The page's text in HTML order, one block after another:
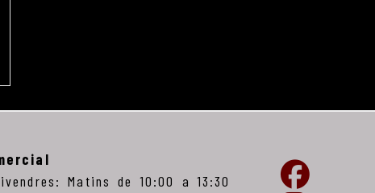
Matins de 10:00 a 13:30